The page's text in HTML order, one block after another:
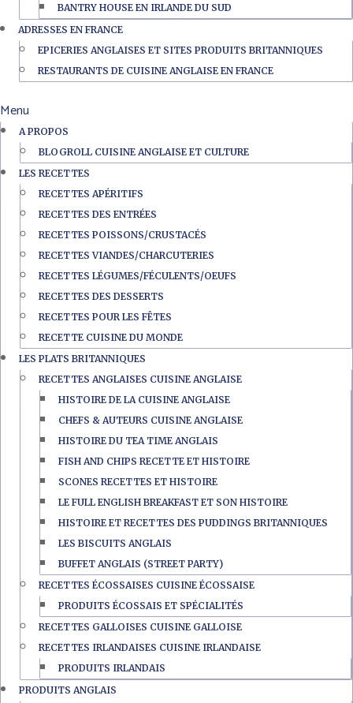
BANTRY HOUSE EN IRLANDE DU SUD
ADRESSES EN FRANCE
EPICERIES ANGLAISES ET SITES PRODUITS BRITANNIQUES
RESTAURANTS DE CUISINE ANGLAISE EN FRANCE
Menu
A PROPOS
BLOGROLL CUISINE ANGLAISE ET CULTURE
LES RECETTES
RECETTES APÉRITIFS
RECETTES DES ENTRÉES
RECETTES POISSONS/CRUSTACÉS
RECETTES VIANDES/CHARCUTERIES
RECETTES LÉGUMES/FÉCULENTS/OEUFS
RECETTES DES DESSERTS
RECETTES POUR LES FÊTES
RECETTE CUISINE DU MONDE
LES PLATS BRITANNIQUES
RECETTES ANGLAISES CUISINE ANGLAISE
HISTOIRE DE LA CUISINE ANGLAISE
CHEFS & AUTEURS CUISINE ANGLAISE
HISTOIRE DU TEA TIME ANGLAIS
FISH AND CHIPS RECETTE ET HISTOIRE
SCONES RECETTES ET HISTOIRE
LE FULL ENGLISH BREAKFAST ET SON HISTOIRE
HISTOIRE ET RECETTES DES PUDDINGS BRITANNIQUES
LES BISCUITS ANGLAIS
BUFFET ANGLAIS (STREET PARTY)
RECETTES ÉCOSSAISES CUISINE ÉCOSSAISE
PRODUITS ÉCOSSAIS ET SPÉCIALITÉS
RECETTES GALLOISES CUISINE GALLOISE
RECETTES IRLANDAISES CUISINE IRLANDAISE
PRODUITS IRLANDAIS
PRODUITS ANGLAIS